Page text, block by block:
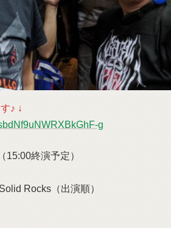
♪ ↓
g
終演予定）
Rocks（出演順）